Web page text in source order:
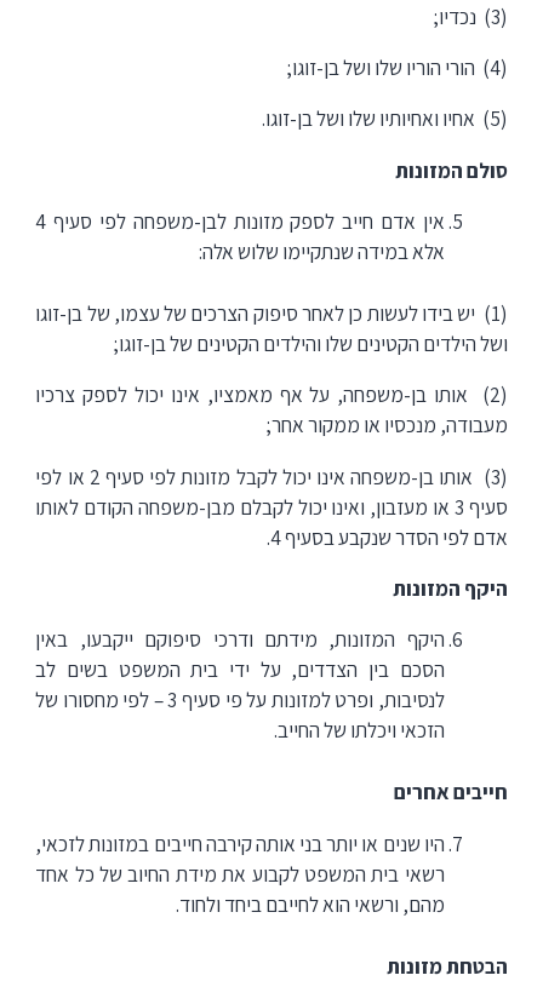
(3) נכדיו;
(4) הורי הוריו שלו ושל בן-זוגו;
(5) אחיו ואחיותיו שלו ושל בן-זוגו.
סולם המזונות
אין אדם חייב לספק מזונות לבן-משפחה לפי סעיף 4
אלא במידה שנתקיימו שלוש אלה:
(1) יש בידו לעשות כן לאחר סיפוק הצרכים של עצמו, של בן-זוגו
ושל הילדים הקטינים שלו והילדים הקטינים של בן-זוגו;
(2) אותו בן-משפחה, על אף מאמציו, אינו יכול לספק צרכיו
מעבודה, מנכסיו או ממקור אחר;
(3) אותו בן-משפחה אינו יכול לקבל מזונות לפי סעיף 2 או לפי
סעיף 3 או מעזבון, ואינו יכול לקבלם מבן-משפחה הקודם לאותו
אדם לפי הסדר שנקבע בסעיף 4.
היקף המזונות
היקף המזונות, מידתם ודרכי סיפוקם ייקבעו, באין
הסכם בין הצדדים, על ידי בית המשפט בשים לב
לנסיבות, ופרט למזונות על פי סעיף 3 – לפי מחסורו של
הזכאי ויכלתו של החייב.
חייבים אחרים
היו שנים או יותר בני אותה קירבה חייבים במזונות לזכאי,
רשאי בית המשפט לקבוע את מידת החיוב של כל אחד
מהם, ורשאי הוא לחייבם ביחד ולחוד.
הבטחת מזונות